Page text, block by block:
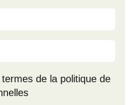
de la politique de